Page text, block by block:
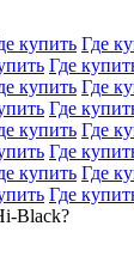
купить Где
Где
купить Где
Где
купить Где
Где
купить Где
Где
Black?